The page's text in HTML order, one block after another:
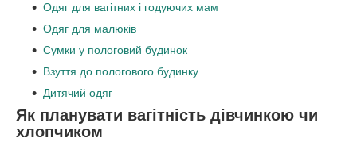
Одяг для вагітних і годуючих мам
Одяг для малюків
Сумки у пологовий будинок
Взуття до пологового будинку
Дитячий одяг
Як планувати вагітність дівчинкою чи
хлопчиком